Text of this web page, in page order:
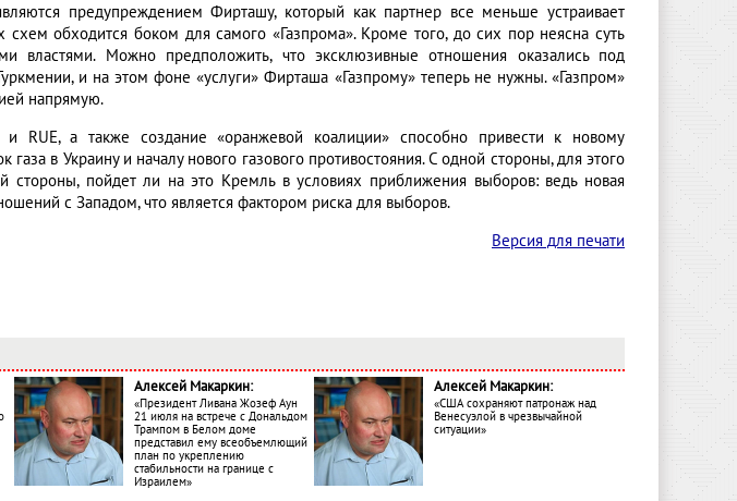
предупреждением Фирташу, который как партнер все меньше устраивает
схем обходится боком для самого «Газпрома». Кроме того, до сих пор неясна суть
властями. Можно предположить, что эксклюзивные отношения оказались под
и на этом фоне «услуги» Фирташа «Газпрому» теперь не нужны. «Газпром»
напрямую.
RUE, а также создание «оранжевой коалиции» способно привести к новому
газа в Украину и началу нового газового противостояния. С одной стороны, для этого
стороны, пойдет ли на это Кремль в условиях приближения выборов: ведь новая
с Западом, что является фактором риска для выборов.
Версия для печати
Алексей Макаркин:
«Президент Ливана Жозеф Аун
21 июля на встрече с Дональдом
Трампом в Белом доме
представил ему всеобъемлющий
план по укреплению
стабильности на границе с
Израилем»
Алексей Макаркин:
«США сохраняют патронаж над
Венесуэлой в чрезвычайной
ситуации»